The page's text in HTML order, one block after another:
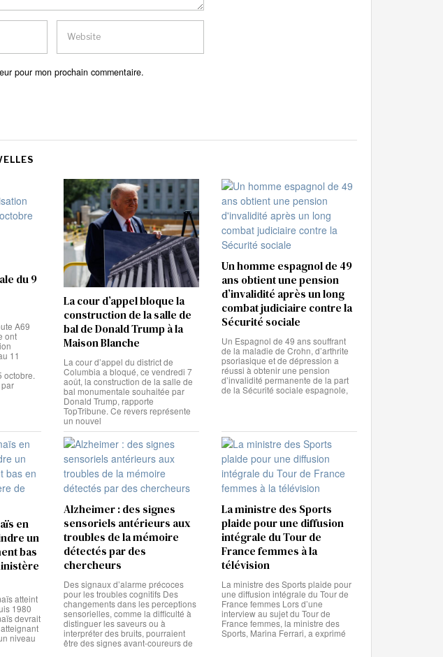
pour mon prochain commentaire.
du 9
A69
ont
11
octobre.
La cour d’appel bloque la
construction de la salle de
bal de Donald Trump à la
Maison Blanche
La cour d’appel du district de
Columbia a bloqué, ce vendredi 7
août, la construction de la salle de
bal monumentale souhaitée par
Donald Trump, rapporte
TopTribune. Ce revers représente
un nouvel
Un homme espagnol de 49
ans obtient une pension
d’invalidité après un long
combat judiciaire contre la
Sécurité sociale
Un Espagnol de 49 ans souffrant
de la maladie de Crohn, d’arthrite
psoriasique et de dépression a
réussi à obtenir une pension
d’invalidité permanente de la part
de la Sécurité sociale espagnole,
en
un
bas
atteint
1980
devrait
niveau
Alzheimer : des signes
sensoriels antérieurs aux
troubles de la mémoire
détectés par des
chercheurs
Des signaux d’alarme précoces
pour les troubles cognitifs Des
changements dans les perceptions
sensorielles, comme la difficulté à
distinguer les saveurs ou à
interpréter des bruits, pourraient
être des signes avant-coureurs de
La ministre des Sports
plaide pour une diffusion
intégrale du Tour de
France femmes à la
télévision
La ministre des Sports plaide pour
une diffusion intégrale du Tour de
France femmes Lors d’une
interview au sujet du Tour de
France femmes, la ministre des
Sports, Marina Ferrari, a exprimé